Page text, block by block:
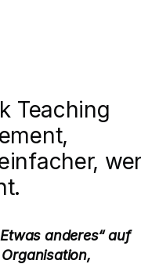
Teaching
anderes“ auf